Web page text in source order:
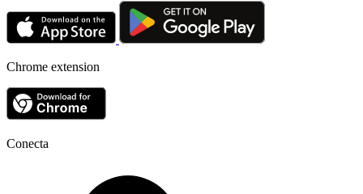
Chrome extension
Conecta